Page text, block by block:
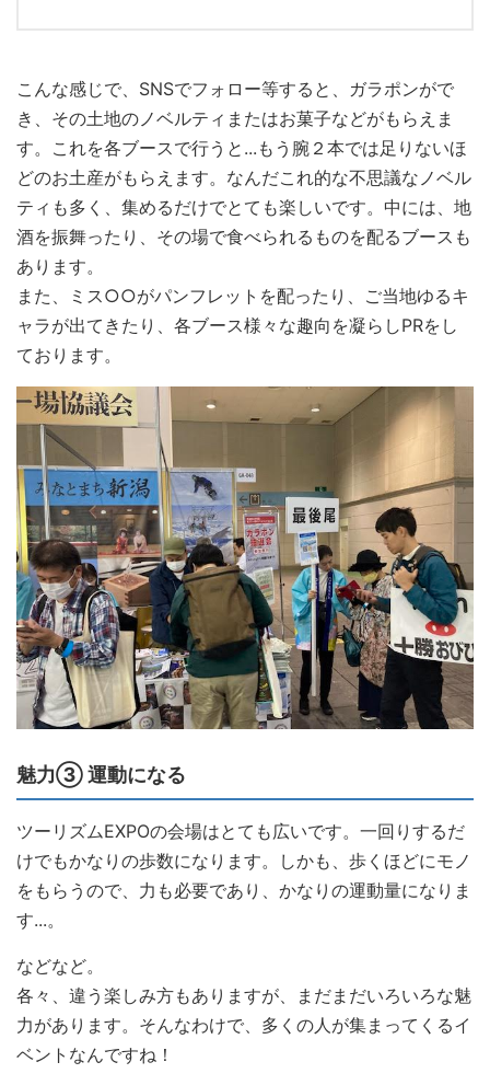
こんな感じで、SNSでフォロー等すると、ガラポンがで
き、その土地のノベルティまたはお菓子などがもらえま
す。これを各ブースで行うと...もう腕２本では足りないほ
どのお土産がもらえます。 なんだこれ的な不思議なノベル
ティも多く、集めるだけでとても楽しいです。 中には、地
酒を振舞ったり、その場で食べられるものを配るブースも
あります。
また、ミス○○がパンフレットを配ったり、ご当地ゆるキ
ャラが出てきたり、各ブース様々な趣向を凝らしPRをし
ております。
魅力③ 運動になる
ツーリズムEXPOの会場はとても広いです。一回りするだ
けでもかなりの歩数になります。しかも、歩くほどにモノ
をもらうので、力も必要であり、かなりの運動量になりま
す...。
などなど。
各々、違う楽しみ方もありますが、まだまだいろいろな魅
力があります。そんなわけで、多くの人が集まってくるイ
ベントなんですね！